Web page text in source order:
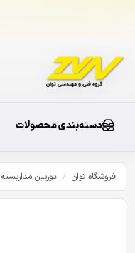
دسته‌بندی محصولات
فروشگاه توان / دوربین مداربسته